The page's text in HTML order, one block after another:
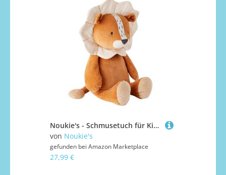
Noukie's - Schmusetuch für Kinder - Mittelgroßes Plüschtier Babou - Schmusetuch aus Bio-Baumwolle - Kindgerechte Größe (40 cm)
von Noukie's
gefunden bei Amazon Marketplace
27,99 €